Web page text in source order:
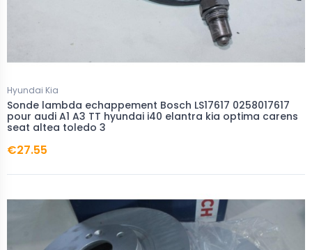
Hyundai Kia
Sonde lambda echappement Bosch LS17617 0258017617
pour audi A1 A3 TT hyundai i40 elantra kia optima carens
seat altea toledo 3
€27.55